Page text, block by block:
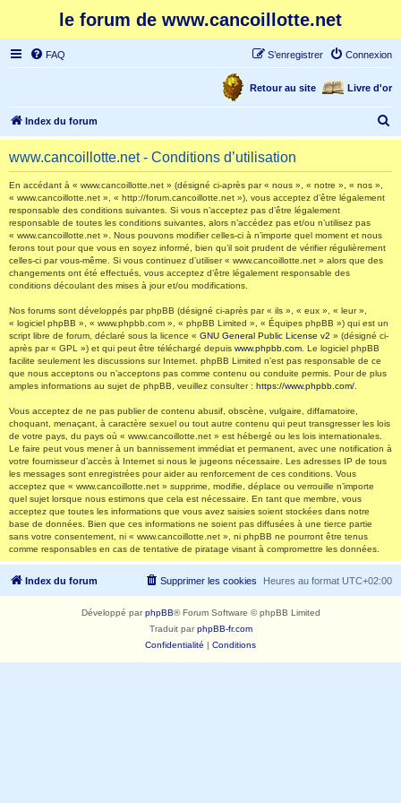
le forum de www.cancoillotte.net
FAQ Connexion
S’enregistrer
Livre d'or
Retour au site
Index du forum
e
www.cancoillotte.net - Conditions d’utilisation
En accédant à « www.cancoillotte.net » (désigné ci-après par « nous », « notre », « nos »,
« www.cancoillotte.net », « http://forum.cancoillotte.net »), vous acceptez d’être légalement
responsable des conditions suivantes. Si vous n’acceptez pas d’être légalement
responsable de toutes les conditions suivantes, alors n’accédez pas et/ou n’utilisez pas
« www.cancoillotte.net ». Nous pouvons modifier celles-ci à n’importe quel moment et nous
ferons tout pour que vous en soyez informé, bien qu’il soit prudent de vérifier régulièrement
celles-ci par vous-même. Si vous continuez d’utiliser « www.cancoillotte.net » alors que des
changements ont été effectués, vous acceptez d’être légalement responsable des
conditions découlant des mises à jour et/ou modifications.
Nos forums sont développés par phpBB (désigné ci-après par « ils », « eux », « leur »,
« logiciel phpBB », « www.phpbb.com », « phpBB Limited », « Équipes phpBB ») qui est un
script libre de forum, déclaré sous la licence « GNU General Public License v2 » (désigné ci-
après par « GPL ») et qui peut être téléchargé depuis www.phpbb.com . Le logiciel phpBB
facilite seulement les discussions sur Internet. phpBB Limited n’est pas responsable de ce
que nous acceptons ou n’acceptons pas comme contenu ou conduite permis. Pour de plus
amples informations au sujet de phpBB, veuillez consulter : https://www.phpbb.com/
Vous acceptez de ne pas publier de contenu abusif, obscène, vulgaire, diffamatoire,
choquant, menaçant, à caractère sexuel ou tout autre contenu qui peut transgresser les lois
de votre pays, du pays où « www.cancoillotte.net » est hébergé ou les lois internationales.
Le faire peut vous mener à un bannissement immédiat et permanent, avec une notification à
votre fournisseur d’accès à Internet si nous le jugeons nécessaire. Les adresses IP de tous
les messages sont enregistrées pour aider au renforcement de ces conditions. Vous
acceptez que « www.cancoillotte.net » supprime, modifie, déplace ou verrouille n’importe
quel sujet lorsque nous estimons que cela est nécessaire. En tant que membre, vous
acceptez que toutes les informations que vous avez saisies soient stockées dans notre
base de données. Bien que ces informations ne soient pas diffusées à une tierce partie
sans votre consentement, ni « www.cancoillotte.net », ni phpBB ne pourront être tenus
comme responsables en cas de tentative de piratage visant à compromettre les données.
Index du forum Heures au format UTC+02:00
Supprimer les cookies
Développé parphpBB® Forum Software © phpBB Limited
Traduit parphpBB-fr.com
Confidentialité | Conditions